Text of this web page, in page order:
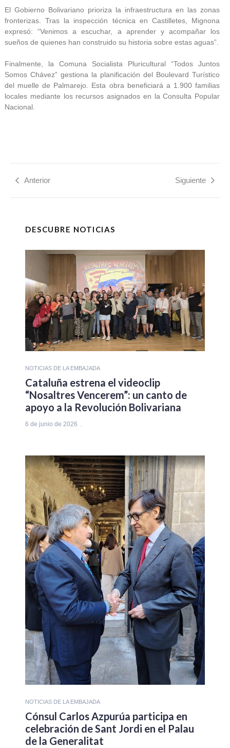
El Gobierno Bolivariano prioriza la infraestructura en las zonas
fronterizas. Tras la inspección técnica en Castilletes, Mignona
expresó: “Venimos a escuchar, a aprender y acompañar los
sueños de quienes han construido su historia sobre estas aguas”.
Finalmente, la Comuna Socialista Pluricultural “Todos Juntos
Somos Chávez” gestiona la planificación del Boulevard Turístico
del muelle de Palmarejo. Esta obra beneficiará a 1.900 familias
locales mediante los recursos asignados en la Consulta Popular
Nacional.
Anterior Siguiente
DESCUBRE NOTICIAS
NOTICIAS DE LA EMBAJADA
Cataluña estrena el videoclip
“Nosaltres Vencerem”: un canto de
apoyo a la Revolución Bolivariana
6 de junio de 2026
NOTICIAS DE LA EMBAJADA
Cónsul Carlos Azpurúa participa en
celebración de Sant Jordi en el Palau
de la Generalitat